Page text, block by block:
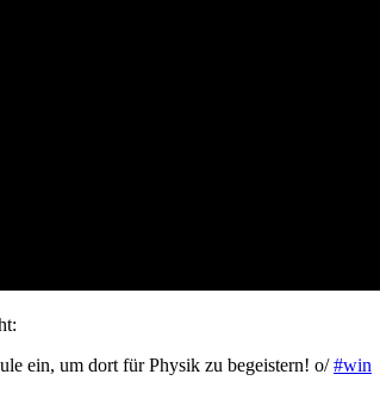
ein, um dort für Physik zu begeistern! o/#win